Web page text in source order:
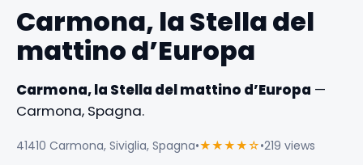
Carmona, la Stella del
mattino d’Europa
Carmona, la Stella del mattino d’Europa —
Carmona, Spagna.
41410 Carmona, Siviglia, Spagna•★★★★☆•219 views